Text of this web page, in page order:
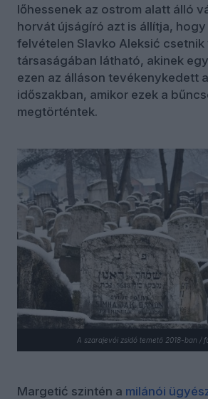
lőhessenek az ostrom alatt álló
horvát újságíró azt is állítja,
felvételen Slavko Aleksić csetnik
társaságában látható, akinek
ezen az álláson tevékenykedett
időszakban, amikor ezek a
megtörténtek.
A szarajevói zsidó temető 2018-ban /
Margetić szintén a milánói